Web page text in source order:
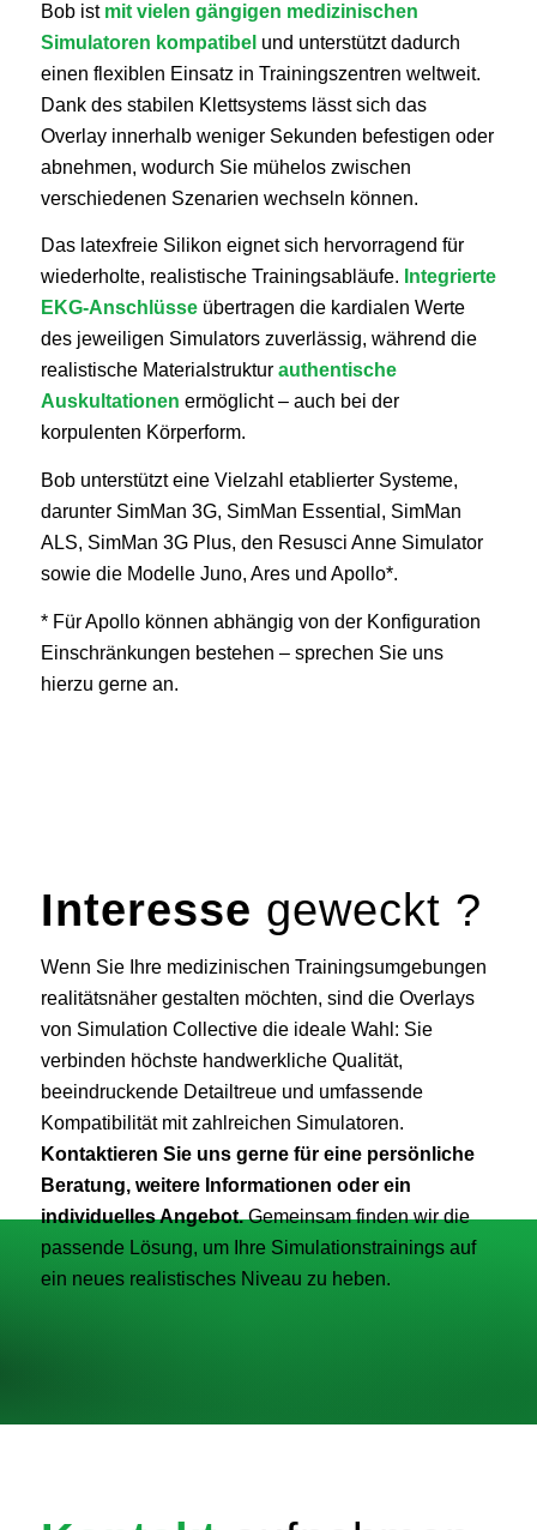
Bob ist mit vielen gängigen medizinischen
Simulatoren kompatibel und unterstützt dadurch
einen flexiblen Einsatz in Trainingszentren weltweit.
Dank des stabilen Klettsystems lässt sich das
Overlay innerhalb weniger Sekunden befestigen oder
abnehmen, wodurch Sie mühelos zwischen
verschiedenen Szenarien wechseln können.
Das latexfreie Silikon eignet sich hervorragend für
wiederholte, realistische Trainingsabläufe. Integrierte
EKG-Anschlüsseübertragen die kardialen Werte
des jeweiligen Simulators zuverlässig, während die
realistische Materialstruktur authentische
Auskultationen ermöglicht – auch bei der
korpulenten Körperform.
Bob unterstützt eine Vielzahl etablierter Systeme,
darunter SimMan 3G, SimMan Essential, SimMan
ALS, SimMan 3G Plus, den Resusci Anne Simulator
sowie die Modelle Juno, Ares und Apollo*.
* Für Apollo können abhängig von der Konfiguration
Einschränkungen bestehen – sprechen Sie uns
hierzu gerne an.
Interesse geweckt ?
Wenn Sie Ihre medizinischen Trainingsumgebungen
realitätsnäher gestalten möchten, sind die Overlays
von Simulation Collective die ideale Wahl: Sie
verbinden höchste handwerkliche Qualität,
beeindruckende Detailtreue und umfassende
Kompatibilität mit zahlreichen Simulatoren.
Kontaktieren Sie uns gerne für eine persönliche
Beratung, weitere Informationen oder ein
individuelles Angebot.Gemeinsam finden wir die
passende Lösung, um Ihre Simulationstrainings auf
ein neues realistisches Niveau zu heben.